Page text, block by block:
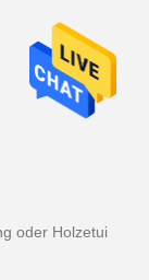
oder Holzetui